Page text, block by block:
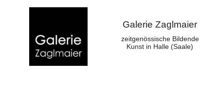
Galerie Zaglmaier
zeitgenössische Bildende
Kunst in Halle (Saale)